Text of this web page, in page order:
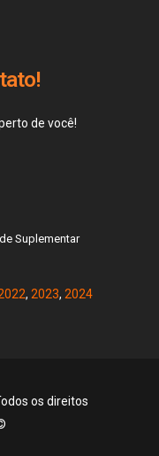
de você!
Suplementar
, 2023, 2024
os direitos